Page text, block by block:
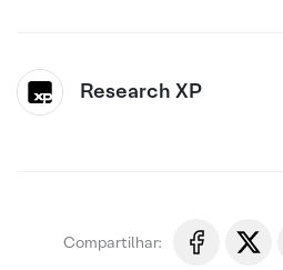
Research XP
Compartilhar: